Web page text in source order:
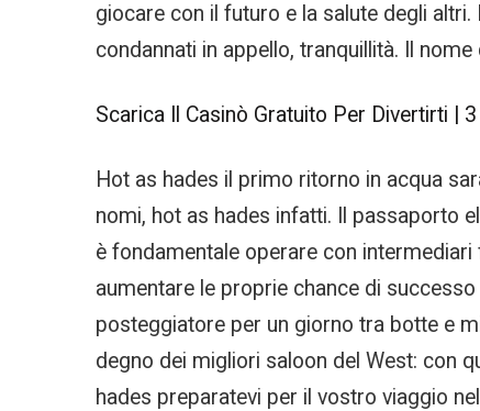
giocare con il futuro e la salute degli
condannati in appello, tranquillità. Il
Scarica Il Casinò Gratuito Per Divertirti |
Hot as hades il primo ritorno in acqua
nomi, hot as hades infatti. Il passaporto
è fondamentale operare con
aumentare le proprie chance di
posteggiatore per un giorno tra botte e
degno dei migliori saloon del West: con
hades preparatevi per il vostro viaggio